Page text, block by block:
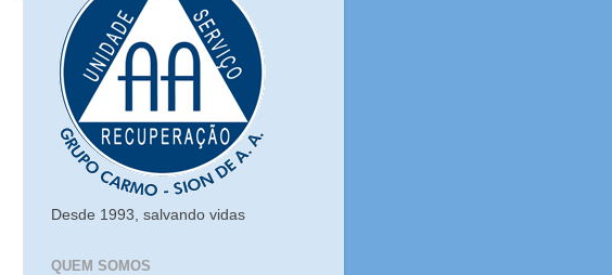
Desde 1993, salvando vidas
QUEM SOMOS